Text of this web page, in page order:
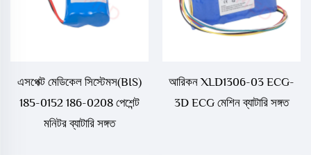
এসপেক্ট মেডিকেল সিস্টেমস(BIS)
185-0152 186-0208 পেশেন্ট
মনিটর ব্যাটারি সঙ্গত
আরিকন XLD1306-03 ECG-
3D ECG মেশিন ব্যাটারি সঙ্গত